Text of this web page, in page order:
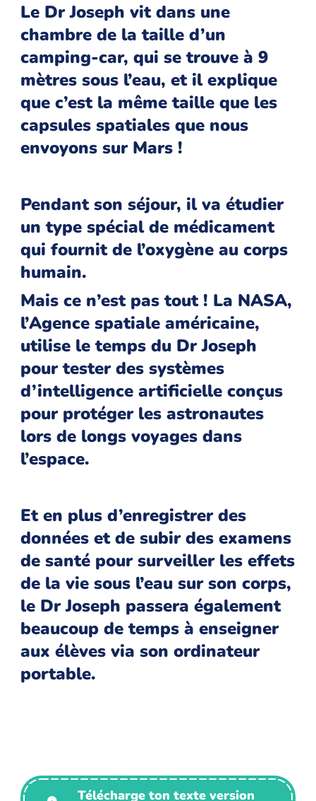
Le Dr Joseph vit dans une
chambre de la taille d’un
camping-car, qui se trouve à 9
mètres sous l’eau, et il explique
que c’est la même taille que les
capsules spatiales que nous
envoyons sur Mars !
Pendant son séjour, il va étudier
un type spécial de médicament
qui fournit de l’oxygène au corps
humain.
Mais ce n’est pas tout ! La NASA,
l’Agence spatiale américaine,
utilise le temps du Dr Joseph
pour tester des systèmes
d’intelligence artificielle conçus
pour protéger les astronautes
lors de longs voyages dans
l’espace.
Et en plus d’enregistrer des
données et de subir des examens
de santé pour surveiller les effets
de la vie sous l’eau sur son corps,
le Dr Joseph passera également
beaucoup de temps à enseigner
aux élèves via son ordinateur
portable.
Télécharge ton texte version